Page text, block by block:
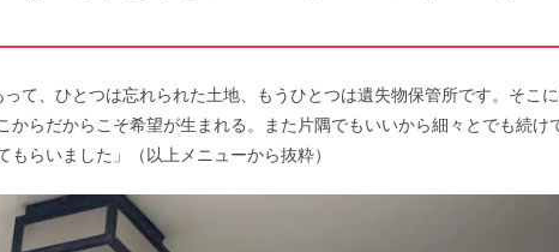
って、ひとつは忘れられた土地、もうひとつは遺失物保管所です。そこ
からだからこそ希望が生まれる。また片隅でもいいから細々とでも続け
らいました」（以上メニューから抜粋）​